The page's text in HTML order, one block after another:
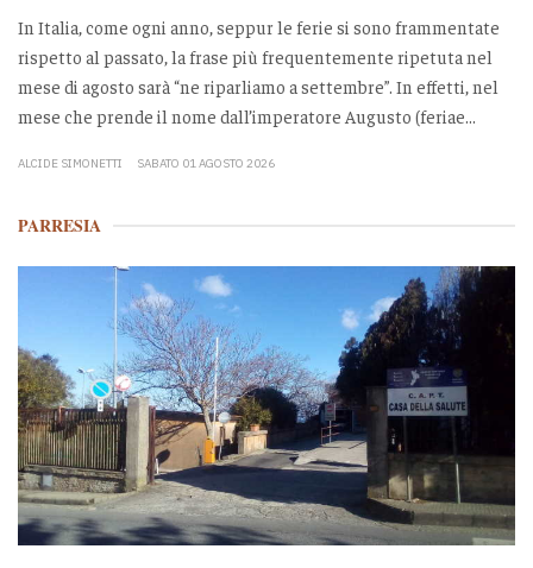
In Italia, come ogni anno, seppur le ferie si sono frammentate
rispetto al passato, la frase più frequentemente ripetuta nel
mese di agosto sarà “ne riparliamo a settembre”. In effetti, nel
mese che prende il nome dall’imperatore Augusto (feriae...
ALCIDE SIMONETTI SABATO 01 AGOSTO 2026
PARRESIA